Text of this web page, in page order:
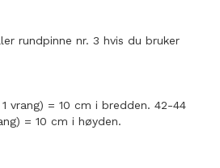
rundpinne nr. 3 hvis du bruker
vrang) = 10 cm i bredden. 42-44
= 10 cm i høyden.